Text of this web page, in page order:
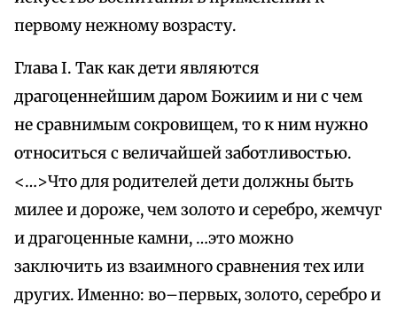
первому нежному возрасту.
Глава I. Так как дети являются
драгоценнейшим даром Божиим и ни с чем
не сравнимым сокровищем, то к ним нужно
относиться с величайшей заботливостью.
<…>Что для родителей дети должны быть
милее и дороже, чем золото и серебро, жемчуг
и драгоценные камни, …это можно
заключить из взаимного сравнения тех или
других. Именно: во–первых, золото, серебро и